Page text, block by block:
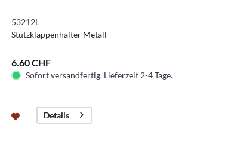
53212L
Stützklappenhalter Metall
6.60 CHF
Sofort versandfertig. Lieferzeit 2-4 Tage.
Details